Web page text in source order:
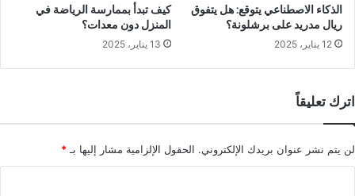
الذكاء الاصطناعي يتوقع: هل يتفوق
ريال مدريد على برشلونة؟
12 يناير، 2025
كيف تبدأ بممارسة الرياضة في
المنزل دون معدات؟
13 يناير، 2025
اترك تعليقاً
لن يتم نشر عنوان بريدك الإلكتروني. الحقول الإلزامية مشار إليها بـ *